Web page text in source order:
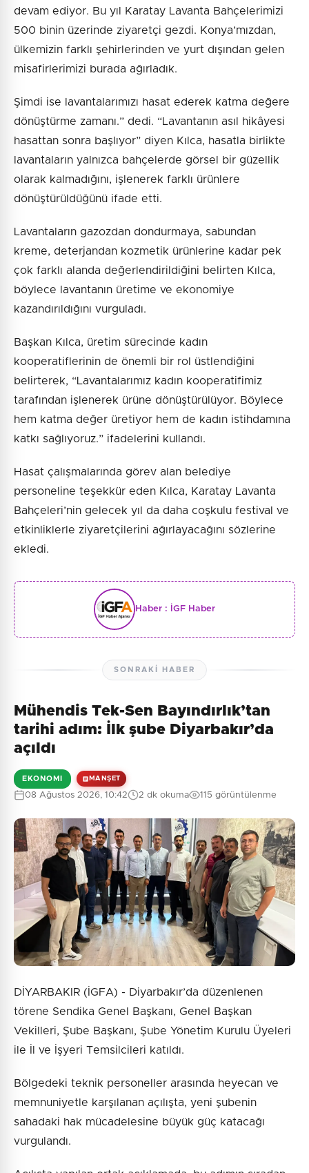
devam ediyor. Bu yıl Karatay Lavanta Bahçelerimizi
500 binin üzerinde ziyaretçi gezdi. Konya’mızdan,
ülkemizin farklı şehirlerinden ve yurt dışından gelen
misafirlerimizi burada ağırladık.
Şimdi ise lavantalarımızı hasat ederek katma değere
dönüştürme zamanı.” dedi. “Lavantanın asıl hikâyesi
hasattan sonra başlıyor” diyen Kılca, hasatla birlikte
lavantaların yalnızca bahçelerde görsel bir güzellik
olarak kalmadığını, işlenerek farklı ürünlere
dönüştürüldüğünü ifade etti.
Lavantaların gazozdan dondurmaya, sabundan
kreme, deterjandan kozmetik ürünlerine kadar pek
çok farklı alanda değerlendirildiğini belirten Kılca,
böylece lavantanın üretime ve ekonomiye
kazandırıldığını vurguladı.
Başkan Kılca, üretim sürecinde kadın
kooperatiflerinin de önemli bir rol üstlendiğini
belirterek, “Lavantalarımız kadın kooperatifimiz
tarafından işlenerek ürüne dönüştürülüyor. Böylece
hem katma değer üretiyor hem de kadın istihdamına
katkı sağlıyoruz.” ifadelerini kullandı.
Hasat çalışmalarında görev alan belediye
personeline teşekkür eden Kılca, Karatay Lavanta
Bahçeleri’nin gelecek yıl da daha coşkulu festival ve
etkinliklerle ziyaretçilerini ağırlayacağını sözlerine
ekledi.
Haber : İGF Haber
SONRAKI HABER
Mühendis Tek-Sen Bayındırlık’tan
tarihi adım: İlk şube Diyarbakır’da
açıldı
EKONOMI MANŞET
08 Ağustos 2026, 10:42 2 dk okuma 115 görüntülenme
DİYARBAKIR (İGFA) - Diyarbakır’da düzenlenen
törene Sendika Genel Başkanı, Genel Başkan
Vekilleri, Şube Başkanı, Şube Yönetim Kurulu Üyeleri
ile İl ve İşyeri Temsilcileri katıldı.
Bölgedeki teknik personeller arasında heyecan ve
memnuniyetle karşılanan açılışta, yeni şubenin
sahadaki hak mücadelesine büyük güç katacağı
vurgulandı.